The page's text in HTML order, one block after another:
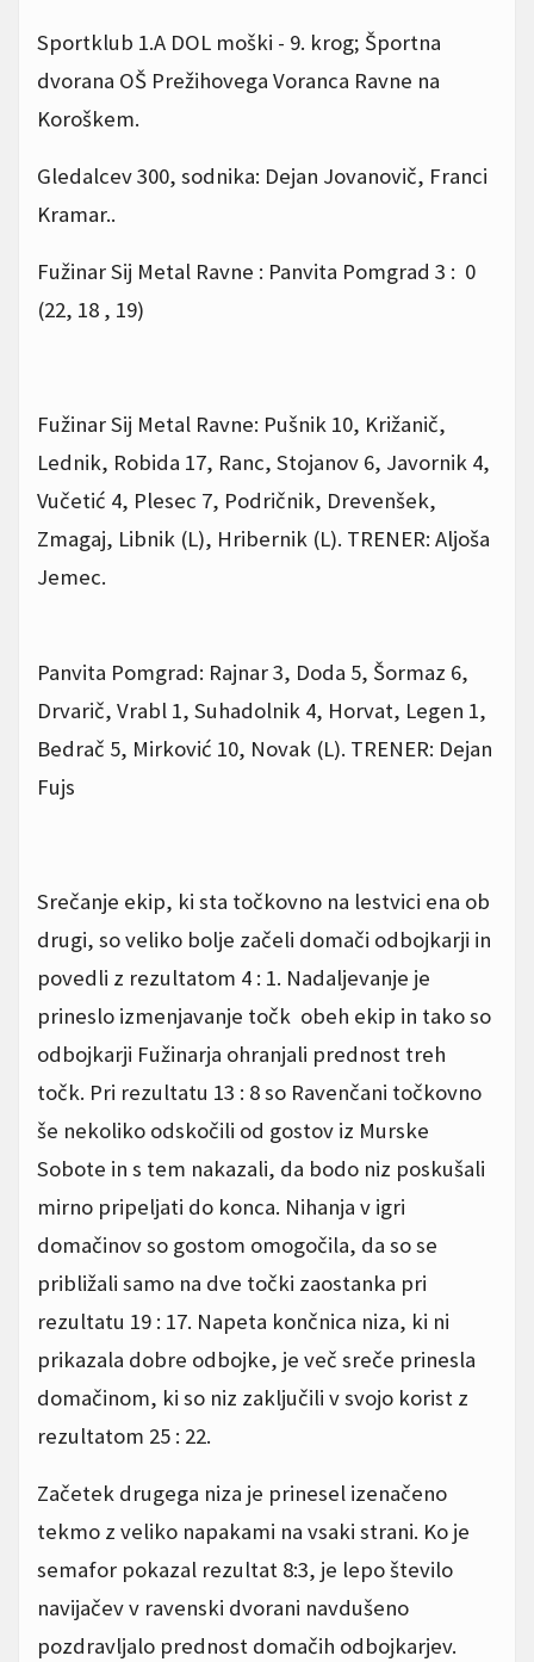
Sportklub 1.A DOL moški - 9. krog; Športna
dvorana OŠ Prežihovega Voranca Ravne na
Koroškem.
Gledalcev 300, sodnika: Dejan Jovanovič, Franci
Kramar..
Fužinar Sij Metal Ravne : Panvita Pomgrad 3 : 0
(22, 18 , 19)
Fužinar Sij Metal Ravne: Pušnik 10, Križanič,
Lednik, Robida 17, Ranc, Stojanov 6, Javornik 4,
Vučetić 4, Plesec 7, Podričnik, Drevenšek,
Zmagaj, Libnik (L), Hribernik (L). TRENER: Aljoša
Jemec.
Panvita Pomgrad: Rajnar 3, Doda 5, Šormaz 6,
Drvarič, Vrabl 1, Suhadolnik 4, Horvat, Legen 1,
Bedrač 5, Mirković 10, Novak (L). TRENER: Dejan
Fujs
Srečanje ekip, ki sta točkovno na lestvici ena ob
drugi, so veliko bolje začeli domači odbojkarji in
povedli z rezultatom 4 : 1. Nadaljevanje je
prineslo izmenjavanje točk obeh ekip in tako so
odbojkarji Fužinarja ohranjali prednost treh
točk. Pri rezultatu 13 : 8 so Ravenčani točkovno
še nekoliko odskočili od gostov iz Murske
Sobote in s tem nakazali, da bodo niz poskušali
mirno pripeljati do konca. Nihanja v igri
domačinov so gostom omogočila, da so se
približali samo na dve točki zaostanka pri
rezultatu 19 : 17. Napeta končnica niza, ki ni
prikazala dobre odbojke, je več sreče prinesla
domačinom, ki so niz zaključili v svojo korist z
rezultatom 25 : 22.
Začetek drugega niza je prinesel izenačeno
tekmo z veliko napakami na vsaki strani. Ko je
semafor pokazal rezultat 8:3, je lepo število
navijačev v ravenski dvorani navdušeno
pozdravljalo prednost domačih odbojkarjev.